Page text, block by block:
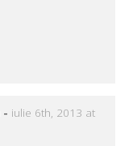
- iulie 6th, 2013 at